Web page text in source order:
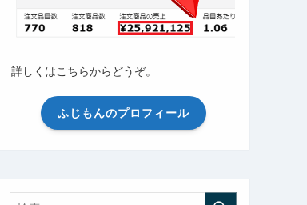
詳しくはこちらからどうぞ。
ふじもんのプロフィール